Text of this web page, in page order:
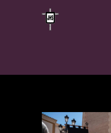
TITULAR
VÍA-CRUCIS